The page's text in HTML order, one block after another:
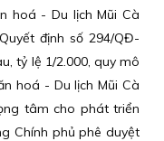
hoá - Du lịch Mũi Cà
định số 294/QĐ-
tỷ lệ 1/2.000, quy mô
hoá - Du lịch Mũi Cà
tâm cho phát triển
Chính phủ phê duyệt